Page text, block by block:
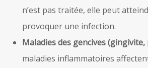
n’est pas traitée, elle peut
provoquer une infection.
Maladies des gencives
maladies inflammatoires